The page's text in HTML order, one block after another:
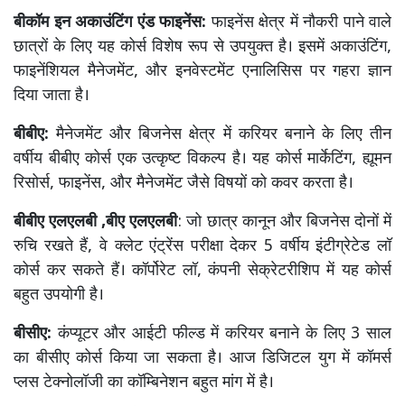
बीकॉम इन अकाउंटिंग एंड फाइनेंस: फाइनेंस क्षेत्र में नौकरी पाने वाले
छात्रों के लिए यह कोर्स विशेष रूप से उपयुक्त है। इसमें अकाउंटिंग,
फाइनेंशियल मैनेजमेंट, और इनवेस्टमेंट एनालिसिस पर गहरा ज्ञान
दिया जाता है।
बीबीए: मैनेजमेंट और बिजनेस क्षेत्र में करियर बनाने के लिए तीन
वर्षीय बीबीए कोर्स एक उत्कृष्ट विकल्प है। यह कोर्स मार्केटिंग, ह्यूमन
रिसोर्स, फाइनेंस, और मैनेजमेंट जैसे विषयों को कवर करता है।
बीबीए एलएलबी ,बीए एलएलबी: जो छात्र कानून और बिजनेस दोनों में
रुचि रखते हैं, वे क्लेट एंट्रेंस परीक्षा देकर 5 वर्षीय इंटीग्रेटेड लॉ
कोर्स कर सकते हैं। कॉर्पोरेट लॉ, कंपनी सेक्रेटरीशिप में यह कोर्स
बहुत उपयोगी है।
बीसीए: कंप्यूटर और आईटी फील्ड में करियर बनाने के लिए 3 साल
का बीसीए कोर्स किया जा सकता है। आज डिजिटल युग में कॉमर्स
प्लस टेक्नोलॉजी का कॉम्बिनेशन बहुत मांग में है।